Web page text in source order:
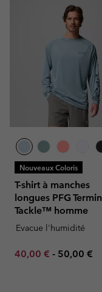
Nouveaux Coloris
T-shirt à manches
longues PFG
Tackle™ homme
Evacue l'humidité
Minimum sale price:
40,00 € - Maximum
50,00 €